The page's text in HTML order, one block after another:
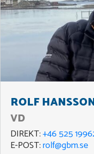
ROLF
VD
DIREKT:+46 525
E-POST:rolf@gbm.se